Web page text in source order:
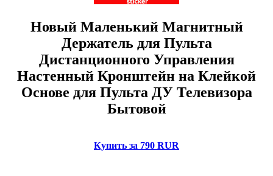
Новый Маленький Магнитный
Держатель для Пульта
Дистанционного Управления
Настенный Кронштейн на Клейкой
Основе для Пульта ДУ Телевизора
Бытовой
Купить за 790 RUR